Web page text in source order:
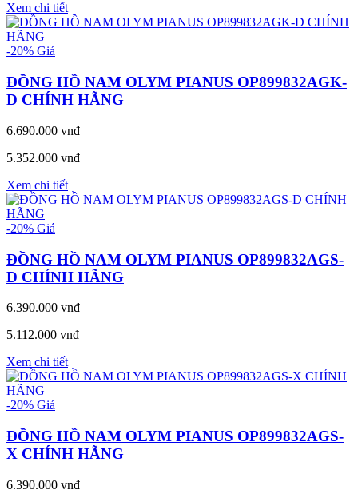
Xem chi tiết
-20% Giá
ĐỒNG HỒ NAM OLYM PIANUS OP899832AGK-
D CHÍNH HÃNG
6.690.000 vnđ
5.352.000 vnđ
Xem chi tiết
-20% Giá
ĐỒNG HỒ NAM OLYM PIANUS OP899832AGS-
D CHÍNH HÃNG
6.390.000 vnđ
5.112.000 vnđ
Xem chi tiết
-20% Giá
ĐỒNG HỒ NAM OLYM PIANUS OP899832AGS-
X CHÍNH HÃNG
6.390.000 vnđ